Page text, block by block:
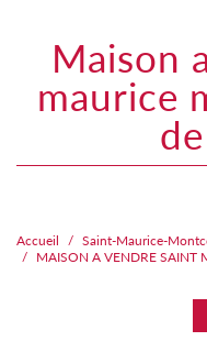
maison a vendre saint
maurice
Accueil
Saint-Maurice-
MAISON A VENDRE SAINT